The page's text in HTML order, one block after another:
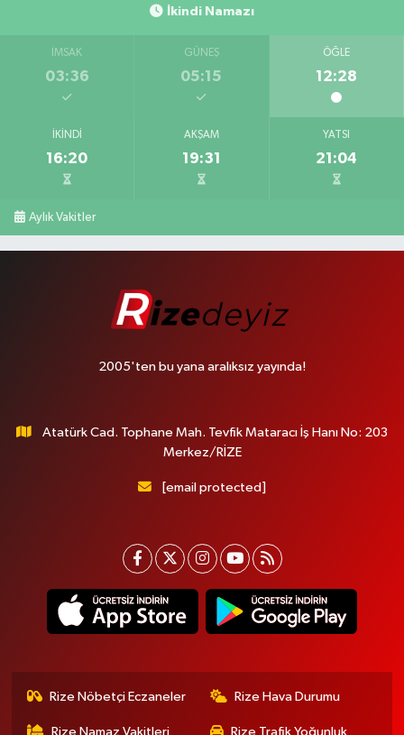
İkindi Namazı
İMSAK
03:36
GÜNEŞ
05:15
ÖĞLE
12:28
İKINDI
16:20
AKŞAM
19:31
YATSI
21:04
Aylık Vakitler
2005'ten bu yana aralıksız yayında!
Atatürk Cad. Tophane Mah. Tevfik Mataracı İş Hanı No: 203
Merkez/RİZE
[email protected]
Rize Nöbetçi Eczaneler Rize Hava Durumu
Rize Namaz Vakitleri Rize Trafik Yoğunluk